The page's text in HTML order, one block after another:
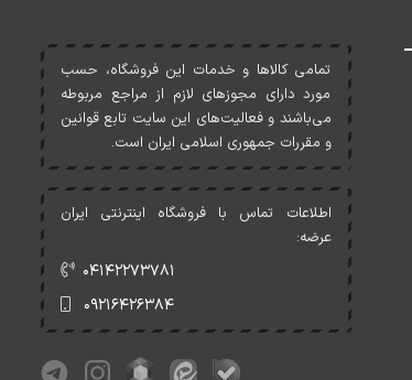
تمامی کالاها و خدمات اين فروشگاه، حسب
مورد دارای مجوزهای لازم از مراجع مربوطه
می‌باشند و فعاليت‌های اين سايت تابع قوانين
و مقررات جمهوری اسلامی ايران است.
اطلاعات تماس با فروشگاه اینترنتی ایران
عرضه:
۰۴۱۴۲۲۷۳۷۸۱
۰۹۲۱۶۴۲۶۳۸۴